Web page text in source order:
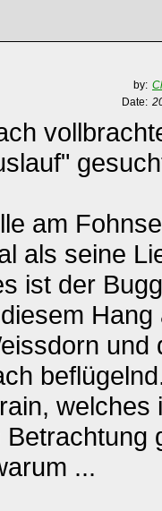
by:
Date:
am
als seine
ist der
welches
...